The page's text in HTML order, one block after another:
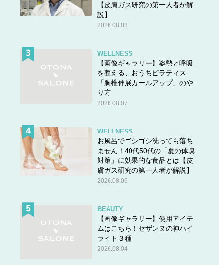
【皮膚ガス研究の第一人者が解
説】
2026.08.03
WELLNESS
【画像ギャラリー】姿勢と呼吸
を整える、おうちピラティス
「胸椎伸展カールアップ」のや
り方
2026.08.07
WELLNESS
お風呂でゴシゴシ洗っても落ち
ません！40代50代の「夏の体臭
対策」に効果的な食品とは【皮
膚ガス研究の第一人者が解説】
2026.08.06
BEAUTY
【画像ギャラリー】使用アイテ
ムはこちら！セザンヌの神ハイ
ライト３種
2026.08.04